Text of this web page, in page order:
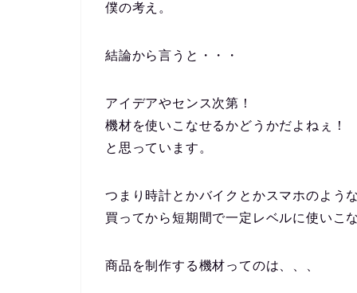
僕の考え。
結論から言うと・・・
アイデアやセンス次第！
機材を使いこなせるかどうかだよねぇ！
と思っています。
つまり時計とかバイクとかスマホのよう
買ってから短期間で一定レベルに使いこ
商品を制作する機材ってのは、、、